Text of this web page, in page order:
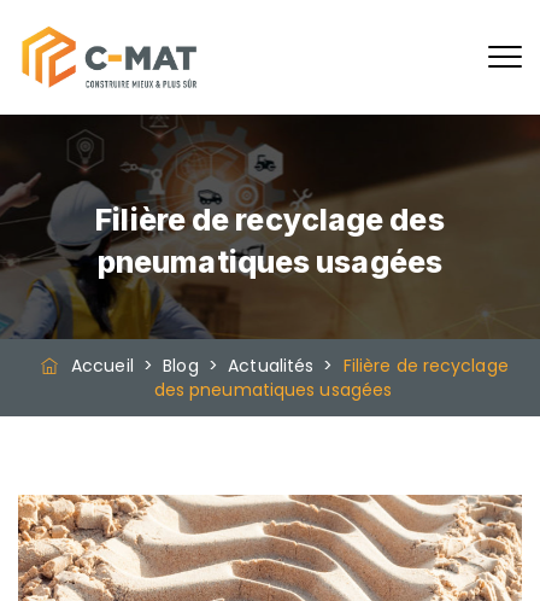
Filière de recyclage des
pneumatiques usagées
Accueil >Blog >Actualités > Filière de recyclage
des pneumatiques usagées